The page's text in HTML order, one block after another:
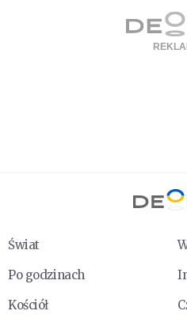
Świat
Po godzinach
Kościół